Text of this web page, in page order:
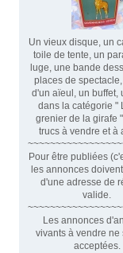
Un vieux disque, un
toile de tente, un
luge, une bande
places de
d'un aïeul, un buffet,
dans la catégorie "
grenier de la girafe
trucs à vendre et à
Pour être publiées
les annonces
d'une adresse de
valide.
Les annonces
vivants à vendre ne
acceptées.